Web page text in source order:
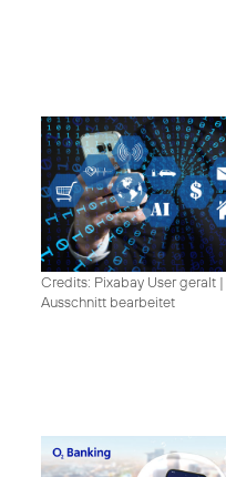
Credits: Pixabay User geralt |
Ausschnitt bearbeitet